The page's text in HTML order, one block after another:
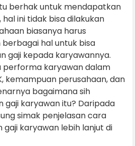
berhak untuk mendapatkan
hal ini tidak bisa dilakukan
biasanya harus
hal untuk bisa
gaji kepada karyawannya.
performa karyawan dalam
kemampuan perusahaan, dan
bagaimana sih
gaji karyawan itu? Daripada
simak penjelasan cara
gaji karyawan lebih lanjut di